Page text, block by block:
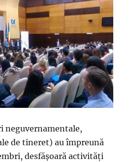
de tineret) au împreună
desfășoară activități